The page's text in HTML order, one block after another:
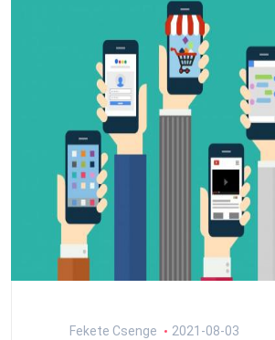
Fekete Csenge 2021-08-03